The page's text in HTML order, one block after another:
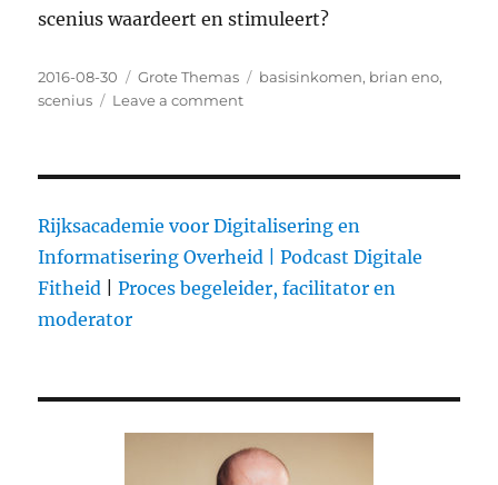
scenius waardeert en stimuleert?
Posted
on
2016-08-30 Categories
Grote Themas Tags
basisinkomen, brian eno,
scenius
Leave a comment
waardecreatie
neemt,
streeft
Rijksacademie voor Digitalisering en
Informatisering Overheid |
Podcast Digitale
Fitheid |Proces begeleider, facilitator en
moderator